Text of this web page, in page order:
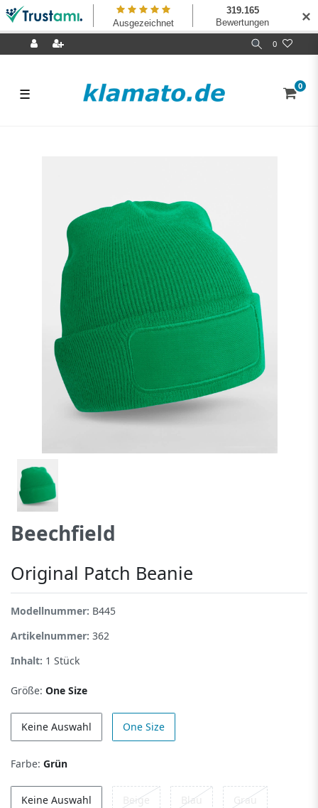
0
☰ 0
Beechfield
Original Patch Beanie
Modellnummer: B445
Artikelnummer: 362
Inhalt: 1 Stück
Größe: One Size
Keine Auswahl One Size
Farbe: Grün
Keine Auswahl Beige Blau Grau
✕